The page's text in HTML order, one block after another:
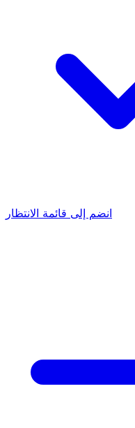
انضم إلى قائمة الانتظار